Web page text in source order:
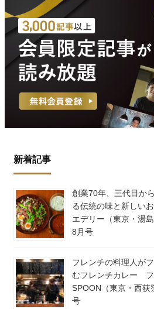
新着記事
創業70年、三代目か
る伝統の味と新しい
エデリー（東京・
8月号
フレンチの料理人が
むフレンチカレー フ
SPOON（東京・西
号